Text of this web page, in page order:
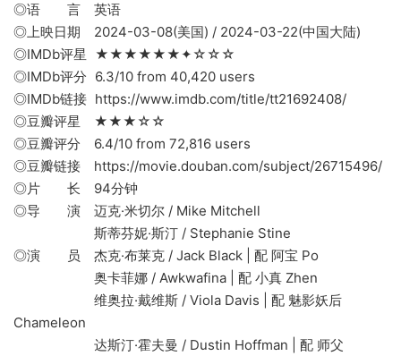
◎语 言 英语
◎上映日期 2024-03-08(美国) / 2024-03-22(中国大陆)
◎IMDb评星 ★★★★★★✦☆☆☆
◎IMDb评分 6.3/10 from 40,420 users
◎IMDb链接 https://www.imdb.com/title/tt21692408/
◎豆瓣评星 ★★★☆☆
◎豆瓣评分 6.4/10 from 72,816 users
◎豆瓣链接 https://movie.douban.com/subject/26715496/
◎片 长 94分钟
◎导 演 迈克·米切尔 / Mike Mitchell
斯蒂芬妮·斯汀 / Stephanie Stine
◎演 员 杰克·布莱克 / Jack Black | 配 阿宝 Po
奥卡菲娜 / Awkwafina | 配 小真 Zhen
维奥拉·戴维斯 / Viola Davis | 配 魅影妖后
Chameleon
达斯汀·霍夫曼 / Dustin Hoffman | 配 师父